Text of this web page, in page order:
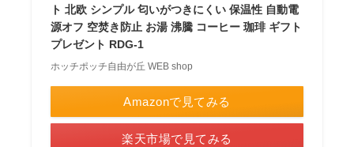
ト 北欧 シンプル 匂いがつきにくい 保温性 自動電
源オフ 空焚き防止 お湯 沸騰 コーヒー 珈琲 ギフト
プレゼント RDG-1
ホッチポッチ自由が丘 WEB shop
Amazonで見てみる
楽天市場で見てみる